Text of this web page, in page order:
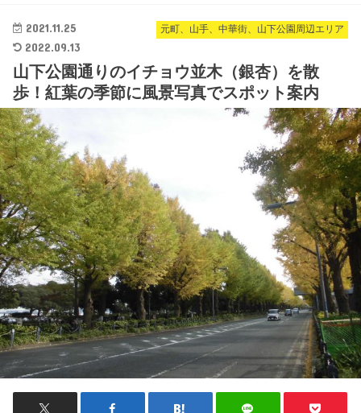
元町、山手、中華街、山下公園周辺エリア
2021.11.25
2022.09.13
山下公園通りのイチョウ並木（銀杏）を散
歩！紅葉の季節に風景写真でスポット案内